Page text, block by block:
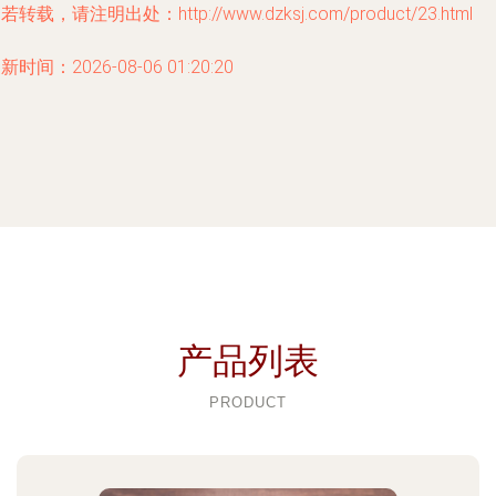
转载，请注明出处：http://www.dzksj.com/product/23.html
时间：2026-08-06 01:20:20
产品列表
PRODUCT